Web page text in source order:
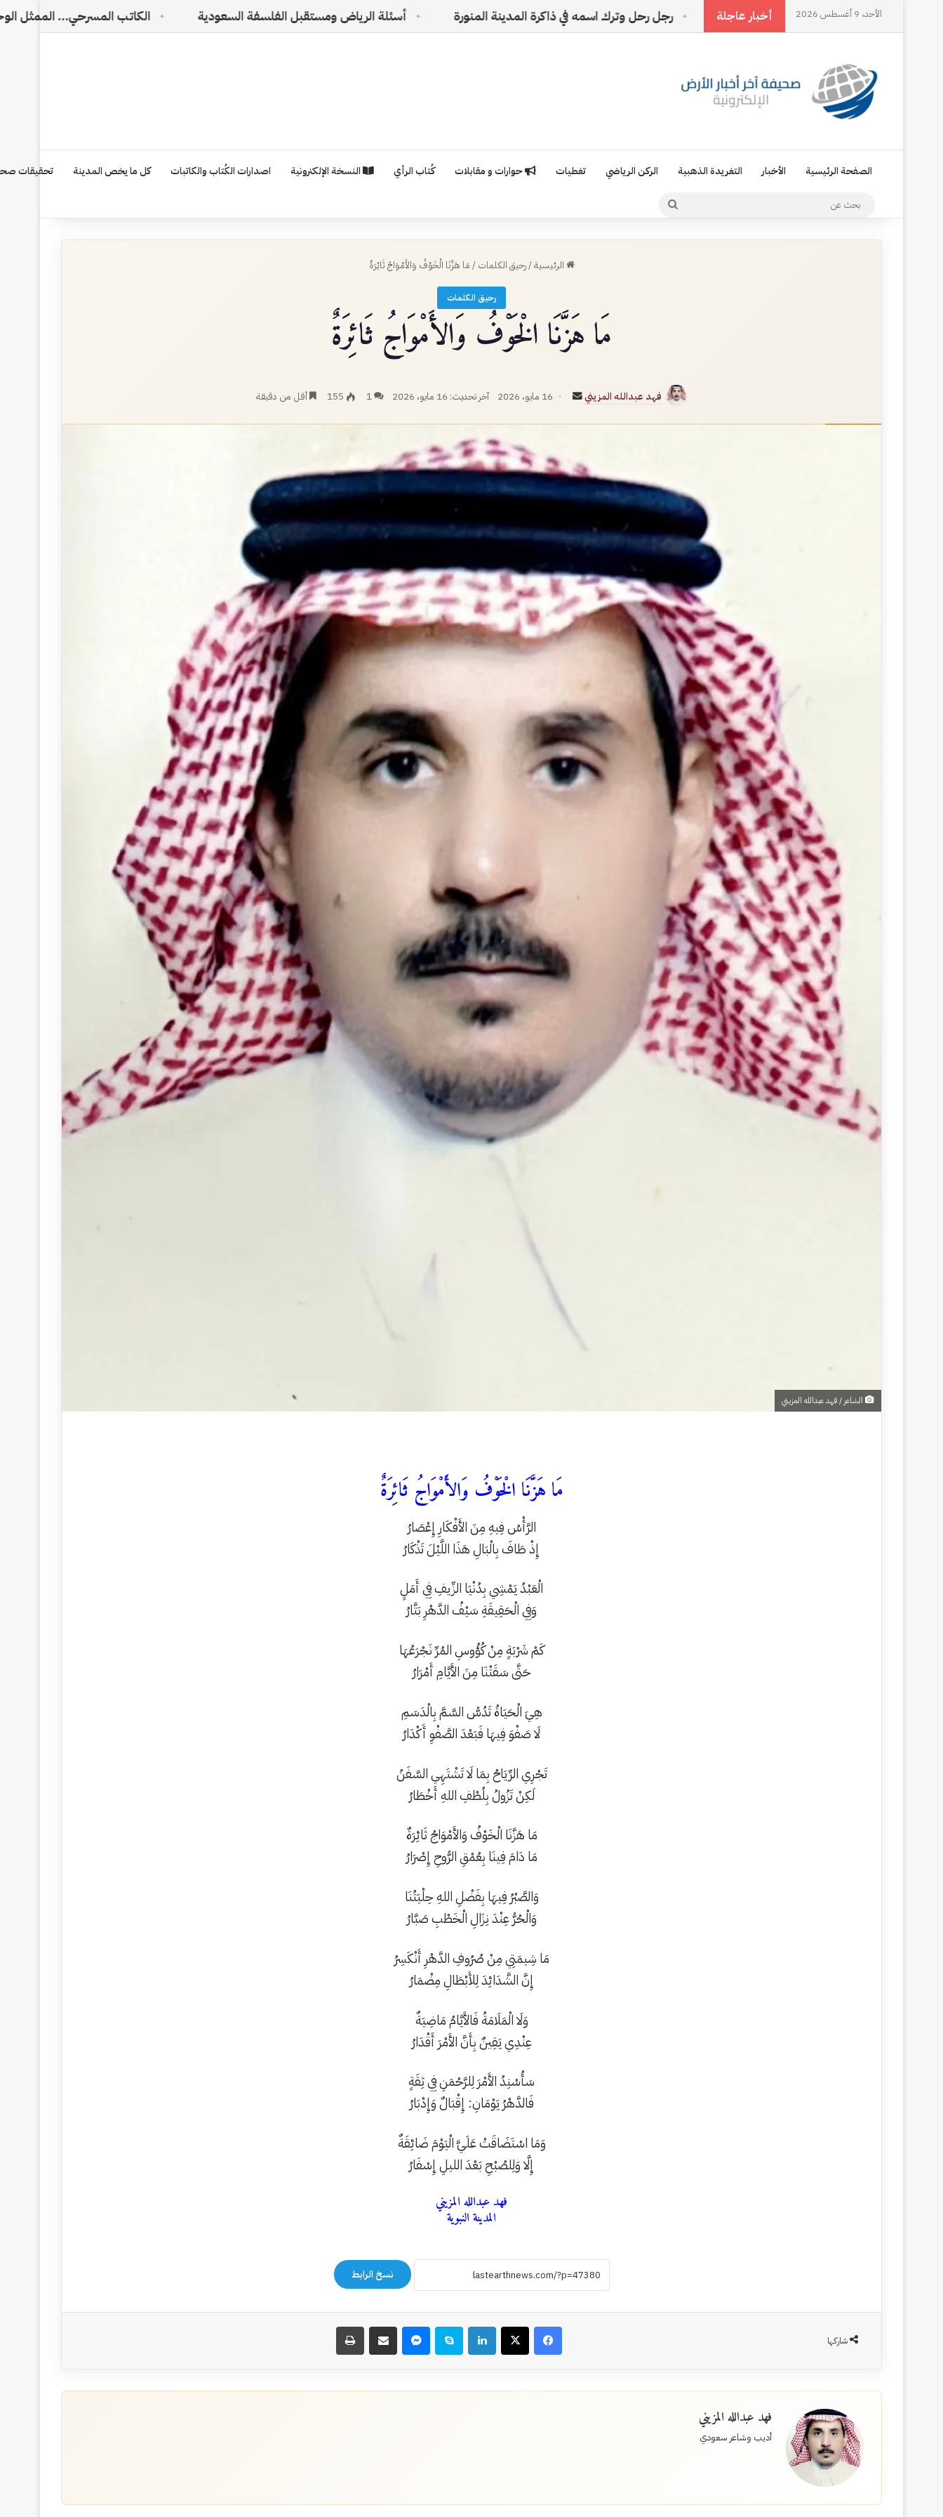
الأحد، 9 أغسطس 2026 أخبار عاجلة الناس بل تصنعها أنت رجل رحل وترك اسمه في ذاكرة المدينة المنورة أسئلة الرياض ومستقبل الفلسفة السعودية الكاتب المسرحي… الممثل الوحيد الذي لا يراه
الصفحة الرئيسية الأخبار التغريدة الذهبية الركن الرياضي تغطيات حوارات و مقابلات كُتاب الرأي النسخة الإلكترونية اصدارات الكُتاب والكاتبات كل ما يخص المدينة تحقيقات
بحث
الرئيسية/رحيق الكلمات / مَا هَزَّنَا الْخَوْفُ وَالأَمْوَاجُ ثَائِرَةٌ
رحيق الكلمات
مَا هَزَّنَا الْخَوْفُ وَالأَمْوَاجُ ثَائِرَةٌ
فهد عبدالله المزيني
أرسل
إلكترونيا
16 مايو، 2026 آخر تحديث: 16 مايو، 2026 1
155 أقل من دقيقة
الشاعر / فهد عبدالله المزيني
مَا هَزَّنَا الْخَوْفُ وَالأَمْوَاجُ ثَائِرَةٌ
الرَّأْسُ فِيهِ مِنَ الأَفْكَارِ إِعْصَارُ
إِذْ طَافَ بِالْبَالِ هَذَا اللَّيْلَ تَذْكَارُ
الْعَبْدُ يَمْشِي بِدُنْيَا الزِّيفِ فِي أَمَلٍ
وَفِي الْحَقِيقَةِ سَيْفُ الدَّهْرِ بَتَّارُ
كَمْ شَرْبَةٍ مِنْ كُؤُوسِ المُرِّ نَجْرَعُهَا
حَتَّى سَقَتْنَا مِنَ الأَيَّامِ أَمْرَارُ
هِيَ الْحَيَاةُ تَدُسُّ السَّمَّ بِالْدَسَمِ
لَا صَفْوَ فِيهَا فَبَعْدَ الصَّفْوِ أَكْدَارُ
تَجْرِي الرِّيَاحُ بِمَا لَا تَشْتَهِي السَّفَنُ
لَكِنْ تَزُولُ بِلُطْفِ اللهِ أَخْطَارُ
مَا هَزَّنَا الْخَوْفُ وَالأَمْوَاجُ ثَائِرَةٌ
مَا دَامَ فِينَا بِعُمْقِ الرُّوحِ إِصْرَارُ
وَالصَّبْرُ فِيهَا بِفَضْلِ اللهِ حِلْيَتُنَا
وَالْحُرُّ عِنْدَ نِزَالِ الْخَطْبِ صَبَّارُ
مَا شِيمَتِي مِنْ صُرُوفِ الدَّهْرِ أَنْكَسِرُ
إِنَّ الشَّدَائِدَ لِلأَبْطَالِ مِضْمَارُ
وَلَا الْمَلَامَةُ فَالأَيَّامُ مَاضِيَةٌ
عِنْدِي يَقِينٌ بِأَنَّ الأَمْرَ أَقْدَارُ
سَأُسْنِدُ الأَمْرَ لِلرَّحْمَنِ فِي ثِقَةٍ
فَالدَّهْرُ يَوْمَانِ: إِقْبَالٌ وَإِدْبَارُ
وَمَا اسْتَضَاقَتْ عَلَيَّ الْيَوْمَ ضَائِقَةٌ
إِلَّا وَلِلصُبْحِ بَعْدَ الليلِ إِسْفَارُ
فهد عبدالله المزيني
المدينة النبوية
نسخ الرابط
شاركها
فيسبوك‫X لينكدإن سكايب ماسنجر مشاركة عبر البريد طباعة
فهد عبدالله المزيني
أديب وشاعر سعودي